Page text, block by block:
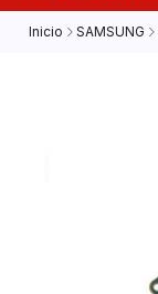
Inicio SAMSUNG